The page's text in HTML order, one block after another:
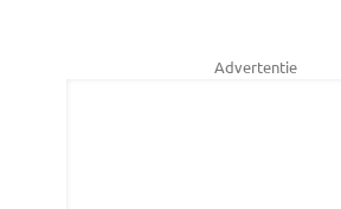
Advertentie